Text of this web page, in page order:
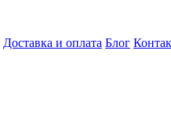
Доставка и оплата Блог